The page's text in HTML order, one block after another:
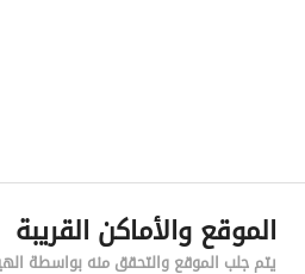
رقم المبنى
4316
الموقع والأماكن القريبة
يتم جلب الموقع والتحقق منه بواسطة